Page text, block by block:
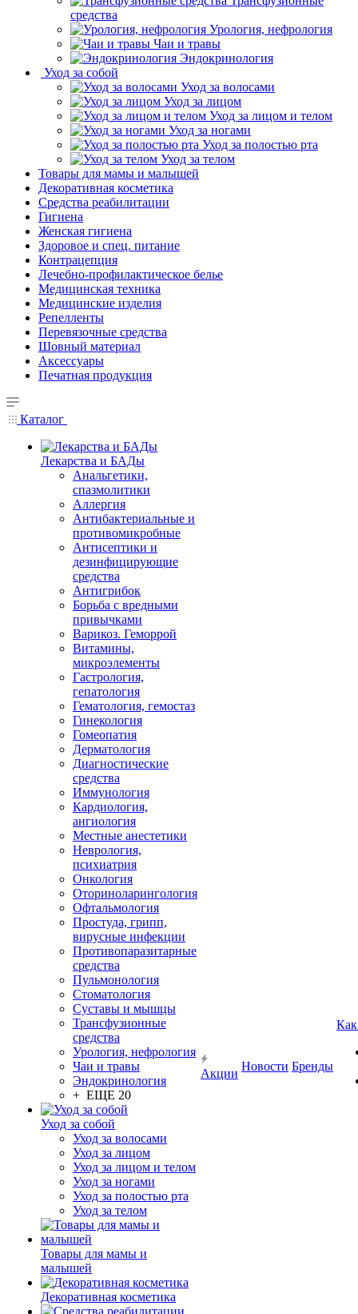
средства
Урология, нефрология
Чаи и травы
Эндокринология
Уход за собой
Уход за волосами
Уход за лицом
Уход за лицом и телом
Уход за ногами
Уход за полостью рта
Уход за телом
Товары для мамы и малышей
Декоративная косметика
Средства реабилитации
Гигиена
Женская гигиена
Здоровое и спец. питание
Контрацепция
Лечебно-профилактическое белье
Медицинская техника
Медицинские изделия
Репелленты
Перевязочные средства
Шовный материал
Аксессуары
Печатная продукция
Каталог
Лекарства и БАДы
Анальгетики,
спазмолитики
Аллергия
Антибактериальные и
противомикробные
Антисептики и
дезинфицирующие
средства
Антигрибок
Борьба с вредными
привычками
Варикоз. Геморрой
Витамины,
микроэлементы
Гастрология,
гепатология
Гематология, гемостаз
Гинекология
Гомеопатия
Дерматология
Диагностические
средства
Иммунология
Кардиология,
ангиология
Местные анестетики
Неврология,
психиатрия
Онкология
Оториноларингология
Офтальмология
Простуда, грипп,
вирусные инфекции
Противопаразитарные
средства
Пульмонология
Стоматология
Суставы и мышцы
Трансфузионные
средства
Урология, нефрология
Чаи и травы
Эндокринология
+ ЕЩЕ 20
Уход за собой
Уход за волосами
Уход за лицом
Уход за лицом и телом
Уход за ногами
Уход за полостью рта
Уход за телом
Товары для мамы и
малышей
Декоративная косметика
Акции
Новости Бренды